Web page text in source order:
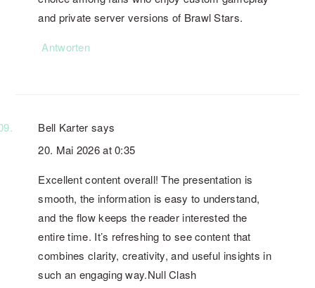
and private server versions of Brawl Stars.
Antworten
Bell Karter says
20. Mai 2026 at 0:35
Excellent content overall! The presentation is
smooth, the information is easy to understand,
and the flow keeps the reader interested the
entire time. It’s refreshing to see content that
combines clarity, creativity, and useful insights in
such an engaging way.Null Clash